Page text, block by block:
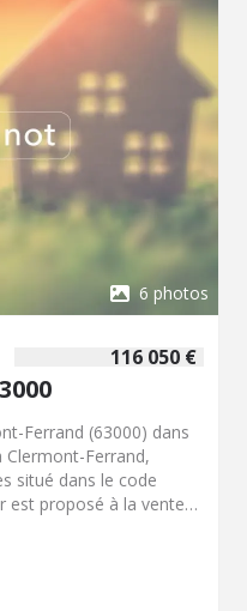
6 photos
116 050 €
Ferrand (63000) dans
Clermont-Ferrand,
situé dans le code
est proposé à la vente
convenir à un projet
en résidence
investissement locatif.